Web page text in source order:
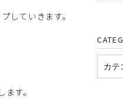
していきます。
す。